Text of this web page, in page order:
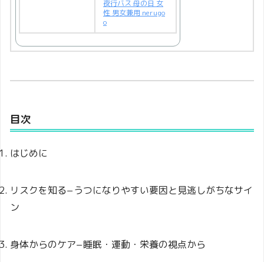
夜行バス 母の日 女
性 男女兼用 nerugo
o
目次
はじめに
リスクを知る−うつになりやすい要因と見逃しがちなサイ
ン
身体からのケア−睡眠・運動・栄養の視点から